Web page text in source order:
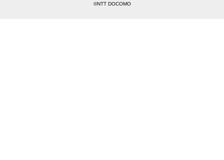
©NTT DOCOMO